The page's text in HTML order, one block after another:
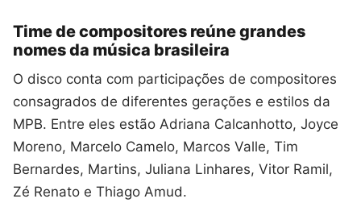
Time de compositores reúne grandes
nomes da música brasileira
O disco conta com participações de compositores
consagrados de diferentes gerações e estilos da
MPB. Entre eles estão Adriana Calcanhotto, Joyce
Moreno, Marcelo Camelo, Marcos Valle, Tim
Bernardes, Martins, Juliana Linhares, Vitor Ramil,
Zé Renato e Thiago Amud.